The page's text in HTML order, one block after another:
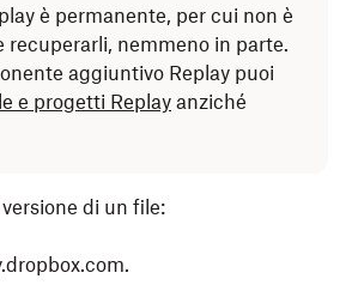
è permanente, per cui non è
recuperarli, nemmeno in parte.
aggiuntivo Replay puoi
e progetti Replayanziché
di un file: